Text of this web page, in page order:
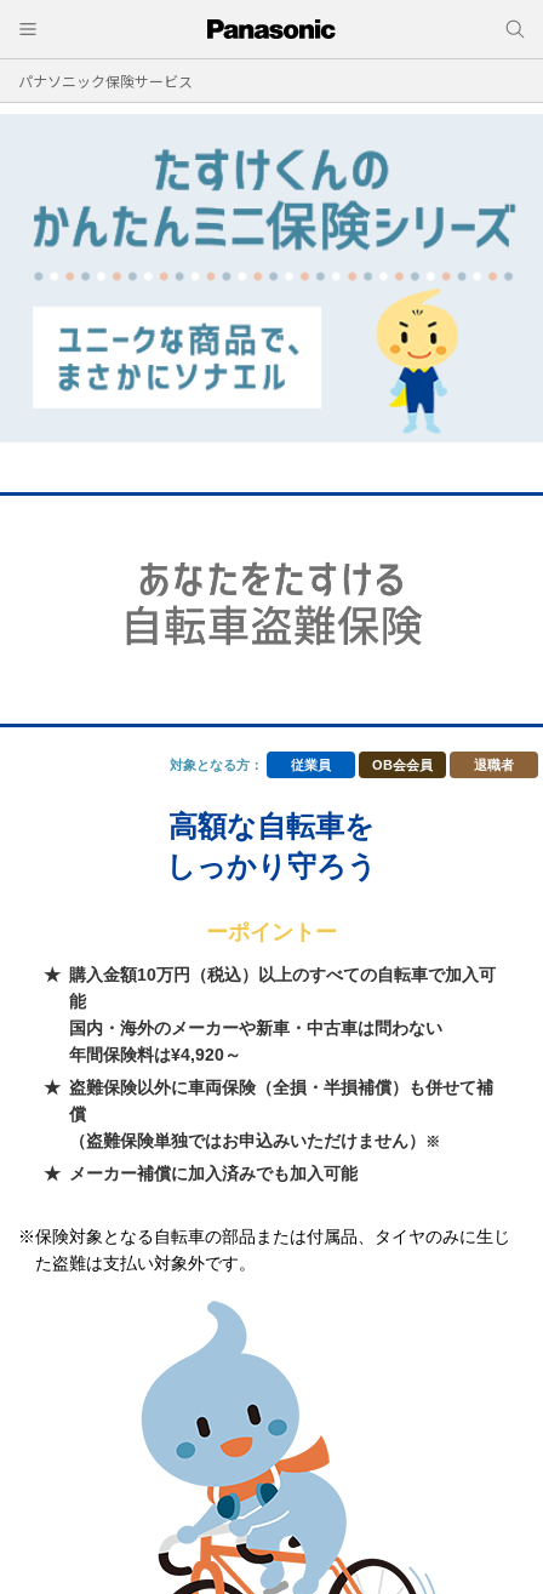
パナソニック保険サービス
対象となる方： 従業員 OB会会員 退職者
高額な自転車を
しっかり守ろう
ーポイントー
購入金額10万円（税込）以上のすべての自転車で加入可
能
国内・海外のメーカーや新車・中古車は問わない
年間保険料は¥4,920～
盗難保険以外に車両保険（全損・半損補償）も併せて補
償
（盗難保険単独ではお申込みいただけません）
※
メーカー補償に加入済みでも加入可能
※保険対象となる自転車の部品または付属品、タイヤのみに生じ
た盗難は支払い対象外です。